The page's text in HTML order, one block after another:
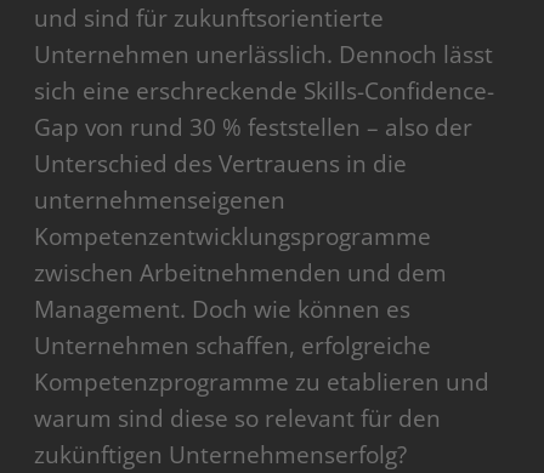
und sind für zukunftsorientierte
Unternehmen unerlässlich. Dennoch lässt
sich eine erschreckende Skills-Confidence-
Gap von rund 30 % feststellen – also der
Unterschied des Vertrauens in die
unternehmenseigenen
Kompetenzentwicklungsprogramme
zwischen Arbeitnehmenden und dem
Management. Doch wie können es
Unternehmen schaffen, erfolgreiche
Kompetenzprogramme zu etablieren und
warum sind diese so relevant für den
zukünftigen Unternehmenserfolg?